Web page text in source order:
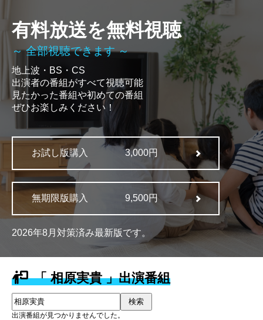
有料放送を無料視聴
～ 全部視聴できます ～
地上波・BS・CS
出演者の番組がすべて視聴可能
見たかった番組や初めての番組
ぜひお楽しみください！
お試し版購入 3,000円
無期限版購入 9,500円
2026年8月対策済み最新版です。
「 相原実貴 」出演番組
検索
出演番組が見つかりませんでした。